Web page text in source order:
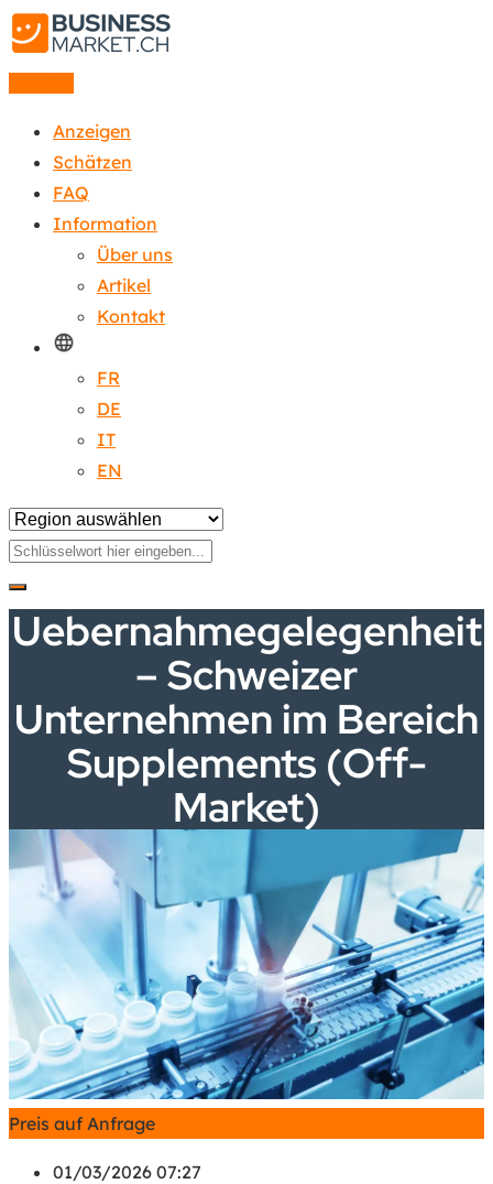
Anzeigen
Schätzen
FAQ
Information
Über uns
Artikel
Kontakt
FR
DE
IT
EN
Uebernahmegelegenheit
– Schweizer
Unternehmen im Bereich
Supplements (Off-
Market)
Preis auf Anfrage
01/03/2026 07:27